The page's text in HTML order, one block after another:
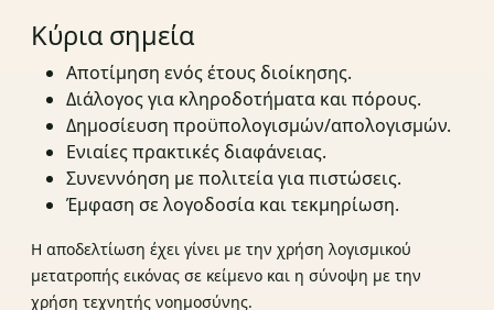
Κύρια σημεία
Αποτίμηση ενός έτους διοίκησης.
Διάλογος για κληροδοτήματα και πόρους.
Δημοσίευση προϋπολογισμών/απολογισμών.
Ενιαίες πρακτικές διαφάνειας.
Συνεννόηση με πολιτεία για πιστώσεις.
Έμφαση σε λογοδοσία και τεκμηρίωση.
Η αποδελτίωση έχει γίνει με την χρήση λογισμικού
μετατροπής εικόνας σε κείμενο και η σύνοψη με την
χρήση τεχνητής νοημοσύνης.